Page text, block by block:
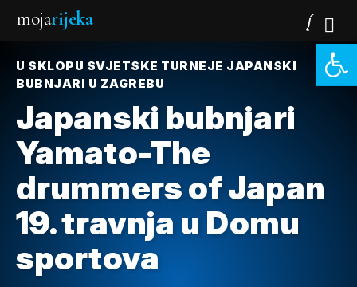
mojarijeka
U SKLOPU SVJETSKE TURNEJE JAPANSKI
BUBNJARI U ZAGREBU
Japanski bubnjari
Yamato-The
drummers of Japan
19. travnja u Domu
sportova